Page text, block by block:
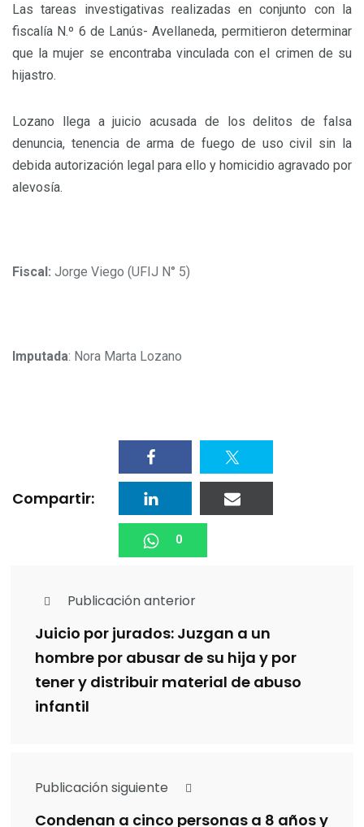
Las tareas investigativas realizadas en conjunto con la
fiscalía N.º 6 de Lanús- Avellaneda, permitieron determinar
que la mujer se encontraba vinculada con el crimen de su
hijastro.
Lozano llega a juicio acusada de los delitos de falsa
denuncia, tenencia de arma de fuego de uso civil sin la
debida autorización legal para ello y homicidio agravado por
alevosía.
Fiscal: Jorge Viego (UFIJ N° 5)
Imputada: Nora Marta Lozano
Compartir:
0
Publicación anterior
Juicio por jurados: Juzgan a un
hombre por abusar de su hija y por
tener y distribuir material de abuso
infantil
Publicación siguiente
Condenan a cinco personas a 8 años y